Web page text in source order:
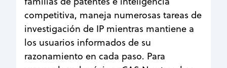
competitiva, maneja numerosas tareas de
investigación de IP mientras mantiene a
los usuarios informados de su
razonamiento en cada paso. Para